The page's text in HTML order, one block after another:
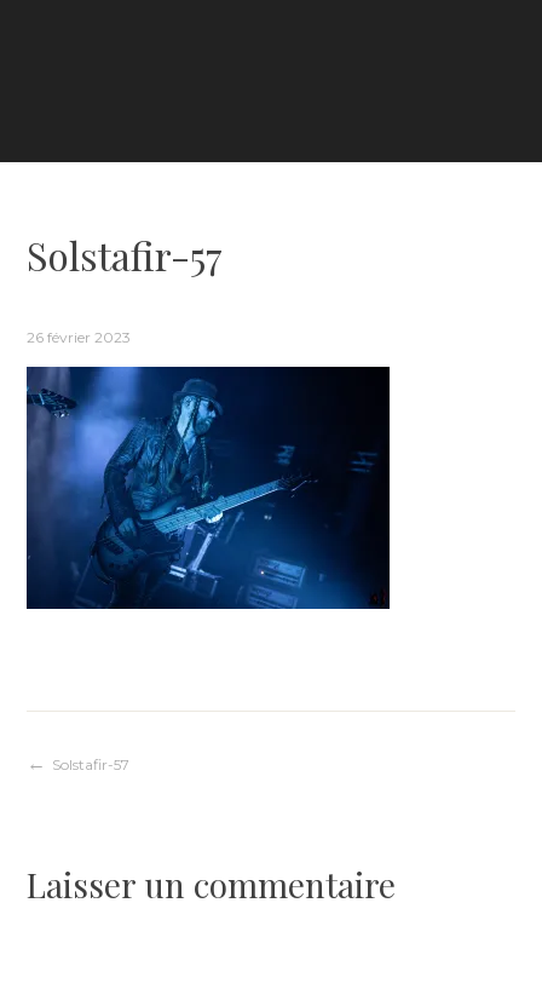
Solstafir-57
26 février 2023
Navigation
l’article
Solstafir-57
Laisser un commentaire